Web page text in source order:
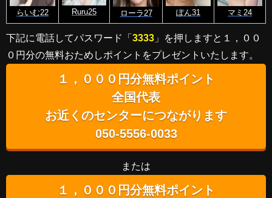
らいむ22 Ruru25 ローラ27 ぽん31 マミ24
下記に電話してパスワード「 3333 」を押しますと１，００
０円分の無料おためしポイントをプレゼントいたします。
１，０００円分無料ポイント
全国代表
お近くのセンターにつながります
050-5556-0033
または
１，０００円分無料ポイント